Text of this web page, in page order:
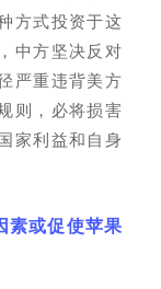
方式投资于这
中方坚决反对
严重违背美方
则，必将损害
家利益和自身
素或促使苹果